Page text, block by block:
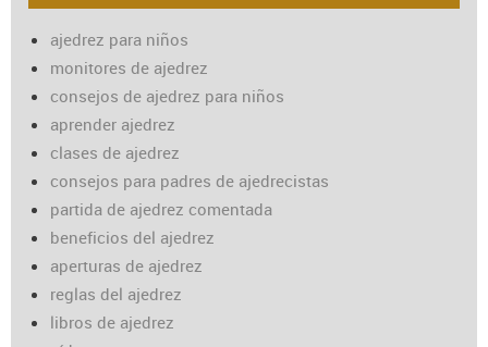
ajedrez para niños
monitores de ajedrez
consejos de ajedrez para niños
aprender ajedrez
clases de ajedrez
consejos para padres de ajedrecistas
partida de ajedrez comentada
beneficios del ajedrez
aperturas de ajedrez
reglas del ajedrez
libros de ajedrez